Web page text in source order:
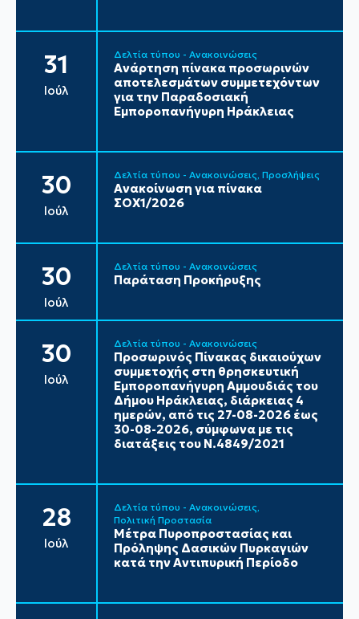
31
Ιούλ
Δελτία τύπου - Ανακοινώσεις
Ανάρτηση πίνακα προσωρινών
αποτελεσμάτων συμμετεχόντων
για την Παραδοσιακή
Εμποροπανήγυρη Ηράκλειας
30
Ιούλ
Δελτία τύπου - Ανακοινώσεις Προσλήψεις
Ανακοίνωση για πίνακα
ΣΟΧ1/2026
30
Ιούλ
Δελτία τύπου - Ανακοινώσεις
Παράταση Προκήρυξης
30
Ιούλ
Δελτία τύπου - Ανακοινώσεις
Προσωρινός Πίνακας δικαιούχων
συμμετοχής στη θρησκευτική
Εμποροπανήγυρη Αμμουδιάς του
Δήμου Ηράκλειας, διάρκειας 4
ημερών, από τις 27-08-2026 έως
30-08-2026, σύμφωνα με τις
διατάξεις του Ν.4849/2021
28
Ιούλ
Δελτία τύπου - Ανακοινώσεις
Πολιτική Προστασία
Μέτρα Πυροπροστασίας και
Πρόληψης Δασικών Πυρκαγιών
κατά την Αντιπυρική Περίοδο